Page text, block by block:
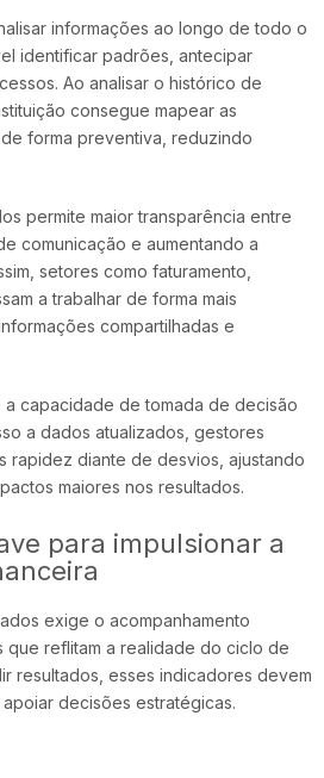
informações ao longo de todo o
identificar padrões, antecipar
Ao analisar o histórico de
consegue mapear as
forma preventiva, reduzindo
permite maior transparência entre
comunicação e aumentando a
setores como faturamento,
a trabalhar de forma mais
compartilhadas e
capacidade de tomada de decisão
a dados atualizados, gestores
rapidez diante de desvios, ajustando
maiores nos resultados.
para impulsionar a
exige o acompanhamento
que reflitam a realidade do ciclo de
resultados, esses indicadores devem
apoiar decisões estratégicas.